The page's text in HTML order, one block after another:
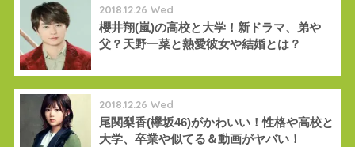
2018.12.26 Wed
櫻井翔(嵐)の高校と大学！新ドラマ、弟や
父？天野一菜と熱愛彼女や結婚とは？
2018.12.26 Wed
尾関梨香(欅坂46)がかわいい！性格や高校と
大学、卒業や似てる＆動画がヤバい！